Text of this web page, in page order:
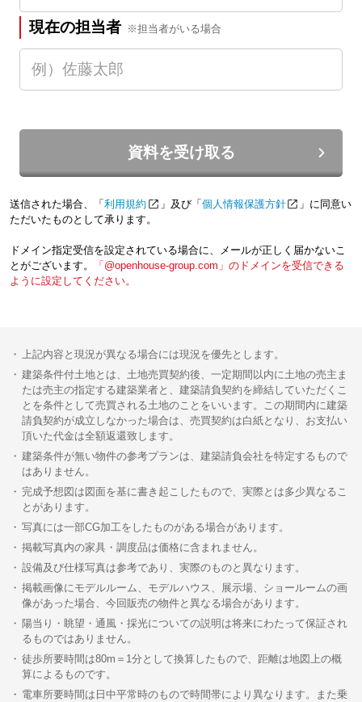
現在の担当者 ※担当者がいる場合
資料を受け取る
送信された場合、「 利用規約 」及び「 個人情報保護方針
」に同意い
ただいたものとして承ります。
ドメイン指定受信を設定されている場合に、メールが正しく届かないこ
とがございます。
「@openhouse-group.com」のドメインを受信できる
ように設定してください。
上記内容と現況が異なる場合には現況を優先とします。
建築条件付土地とは、土地売買契約後、一定期間以内に土地の売主ま
たは売主の指定する建築業者と、建築請負契約を締結していただくこ
とを条件として売買される土地のことをいいます。この期間内に建築
請負契約が成立しなかった場合は、売買契約は白紙となり、お支払い
頂いた代金は全額返還致します。
建築条件が無い物件の参考プランは、建築請負会社を特定するもので
はありません。
完成予想図は図面を基に書き起こしたもので、実際とは多少異なるこ
とがあります。
写真には一部CG加工をしたものがある場合があります。
掲載写真内の家具・調度品は価格に含まれません。
設備及び仕様写真は参考であり、実際のものと異なります。
掲載画像にモデルルーム、モデルハウス、展示場、ショールームの画
像があった場合、今回販売の物件と異なる場合があります。
陽当り・眺望・通風・採光についての説明は将来にわたって保証され
るものではありません。
徒歩所要時間は80m＝1分として換算したもので、距離は地図上の概
算によるものです。
電車所要時間は日中平常時のもので時間帯により異なります。また乗